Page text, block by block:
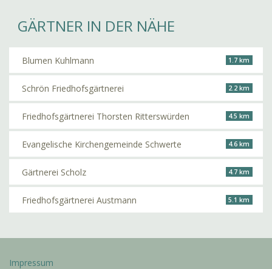
GÄRTNER IN DER NÄHE
Blumen Kuhlmann 1.7 km
Schrön Friedhofsgärtnerei 2.2 km
Friedhofsgärtnerei Thorsten Ritterswürden 4.5 km
Evangelische Kirchengemeinde Schwerte 4.6 km
Gärtnerei Scholz 4.7 km
Friedhofsgärtnerei Austmann 5.1 km
Impressum